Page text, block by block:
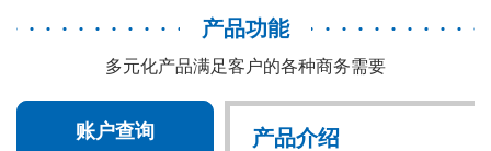
产品功能
多元化产品满足客户的各种商务需要
账户查询 产品介绍